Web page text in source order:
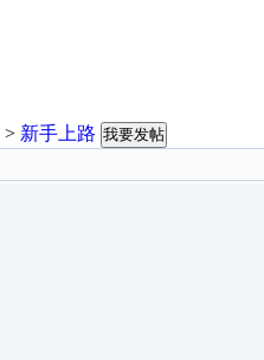
> 新手上路 我要发帖